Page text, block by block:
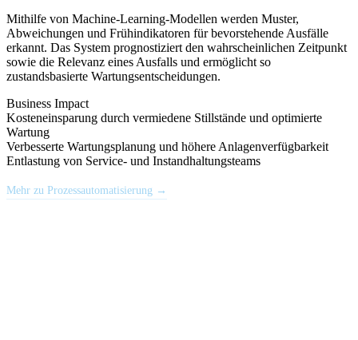
Mithilfe von Machine-Learning-Modellen werden Muster,
Abweichungen und Frühindikatoren für bevorstehende Ausfälle
erkannt. Das System prognostiziert den wahrscheinlichen Zeitpunkt
sowie die Relevanz eines Ausfalls und ermöglicht so
zustandsbasierte Wartungsentscheidungen.
Business Impact
Kosteneinsparung durch vermiedene Stillstände und optimierte
Wartung
Verbesserte Wartungsplanung und höhere Anlagenverfügbarkeit
Entlastung von Service- und Instandhaltungsteams
Mehr zu Prozessautomatisierung →